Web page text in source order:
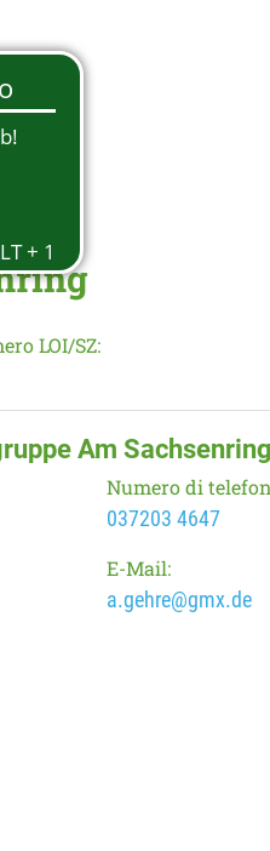
LOI/SZ:
Am Sachsenring
Numero di
037203 4647
E-Mail:
a.gehre@gmx.de